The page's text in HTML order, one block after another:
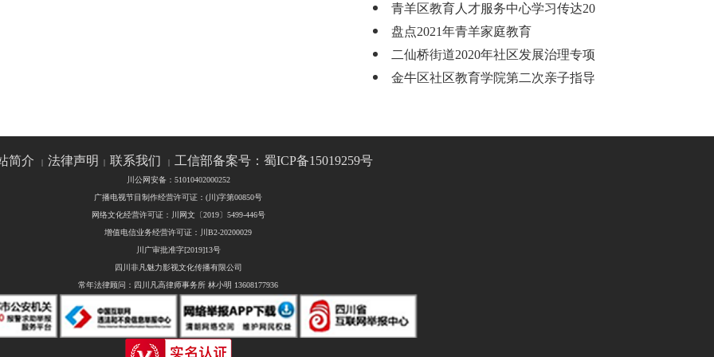
青羊区教育人才服务中心学习传达20
盘点2021年青羊家庭教育
二仙桥街道2020年社区发展治理专项
金牛区社区教育学院第二次亲子指导
简介 | 法律声明 |联系我们 | 工信部备案号：蜀ICP备15019259号
川公网安备：51010402000252
广播电视节目制作经营许可证：(川)字第00850号
网络文化经营许可证：川网文〔2019〕5499-446号
增值电信业务经营许可证：川B2-20200029
川广审批准字[2019]13号
四川非凡魅力影视文化传播有限公司
常年法律顾问：四川凡高律师事务所 林小明 13608177936